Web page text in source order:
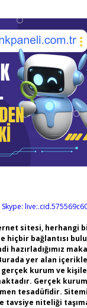
Skype:
sitesi, herhangi
hiçbir bağlantısı
hazırladığımız
yer alan
kurum ve
Gerçek
tesadüfidir.
tavsiye niteliği